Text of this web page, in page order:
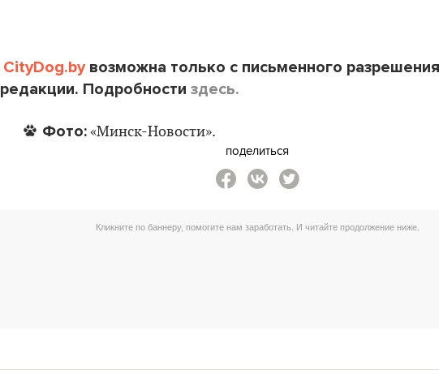
CityDog.byвозможна только с письменного разрешения
редакции. Подробности здесь.
Фото:«Минск-Новости».
поделиться